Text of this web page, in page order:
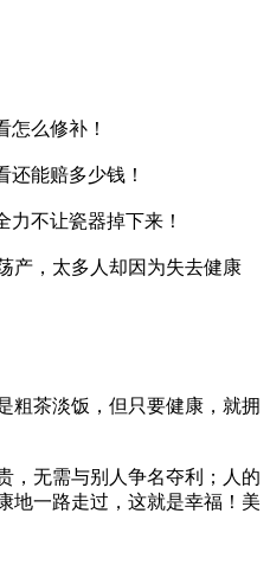
怎么修补！
还能赔多少钱！
力不让瓷器掉下来！
产，太多人却因为失去健康
粗茶淡饭，但只要健康，就拥
，无需与别人争名夺利；人的
地一路走过，这就是幸福！美